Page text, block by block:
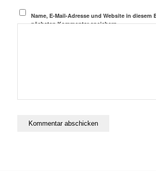
Name, E-Mail-Adresse und Website in diesem
nächsten Kommentar speichern.